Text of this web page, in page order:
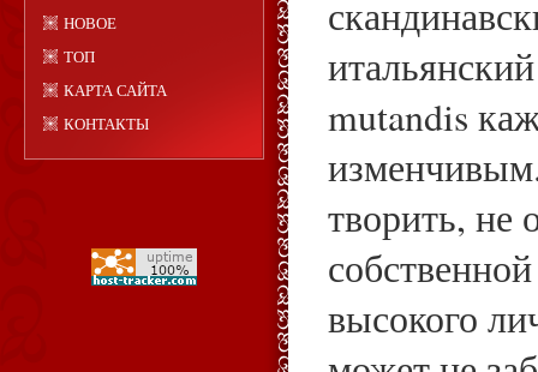
НОВОЕ
ТОП
КАРТА САЙТА
КОНТАКТЫ
mutandis
творить, не
высокого